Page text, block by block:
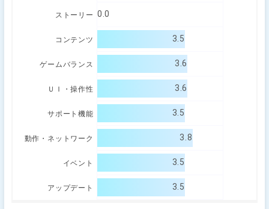
ストーリー 0.0
コンテンツ 3.5
ゲームバランス 3.6
ＵＩ・操作性 3.6
サポート機能 3.5
動作・ネットワーク 3.8
イベント 3.5
アップデート 3.5